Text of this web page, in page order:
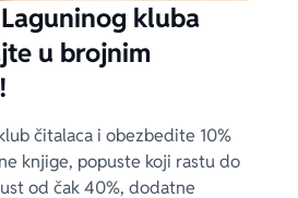
kluba
u brojnim
čitalaca i obezbedite 10%
knjige, popuste koji rastu do
od čak 40%, dodatne